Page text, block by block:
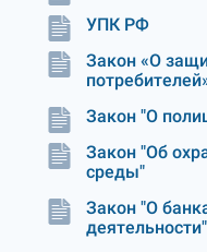
УПК РФ
Закон «О
Закон "О
Закон "Об
среды"
Закон "О
деятельности"